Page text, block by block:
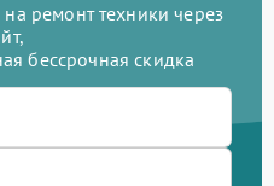
ремонт техники через
бессрочная скидка